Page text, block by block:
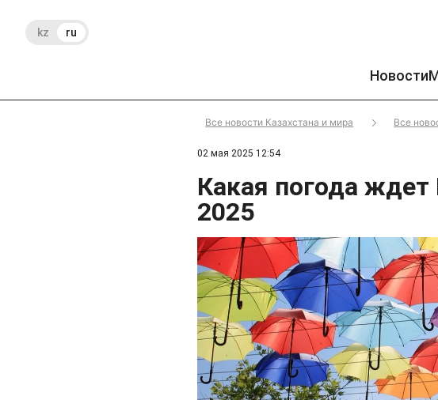
kz ru
Новости
Все новости Казахстана и мира Все
02 мая 2025 12:54
Какая погода ждет
2025